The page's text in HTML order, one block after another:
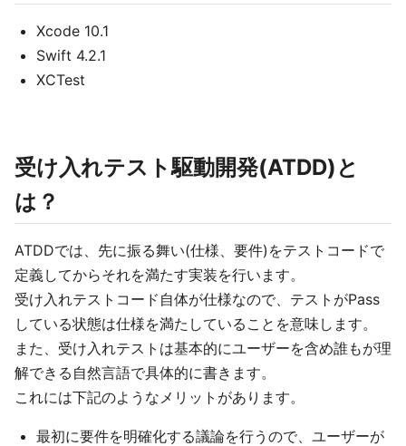
Xcode 10.1
Swift 4.2.1
XCTest
受け入れテスト駆動開発(ATDD)と
は？
ATDDでは、先に振る舞い(仕様、要件)をテストコードで
定義してからそれを満たす実装を行います。
受け入れテストコード自体が仕様なので、テストがPass
している状態は仕様を満たしていることを意味します。
また、受け入れテストは基本的にユーザーを含め誰もが理
解できる自然言語で具体的に書きます。
これには下記のようなメリットがあります。
最初に要件を明確化する議論を行うので、ユーザーが